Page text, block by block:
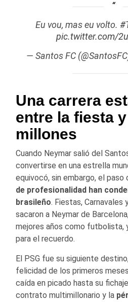
Eu vou, mas eu volto.
pic.twitter.com/
— Santos FC
Una carrera
entre la fiesta
millones
Cuando Neymar salió del
convertirse en una estrella
equivocó, sin embargo, el
de profesionalidad han
brasileño. Fiestas, Carnavales
sacaron a Neymar de
mejores años como futbolista,
para el recuerdo.
El PSG fue su siguiente
felicidad de los primeros
caída en picado hasta su
contrato multimillonario y la